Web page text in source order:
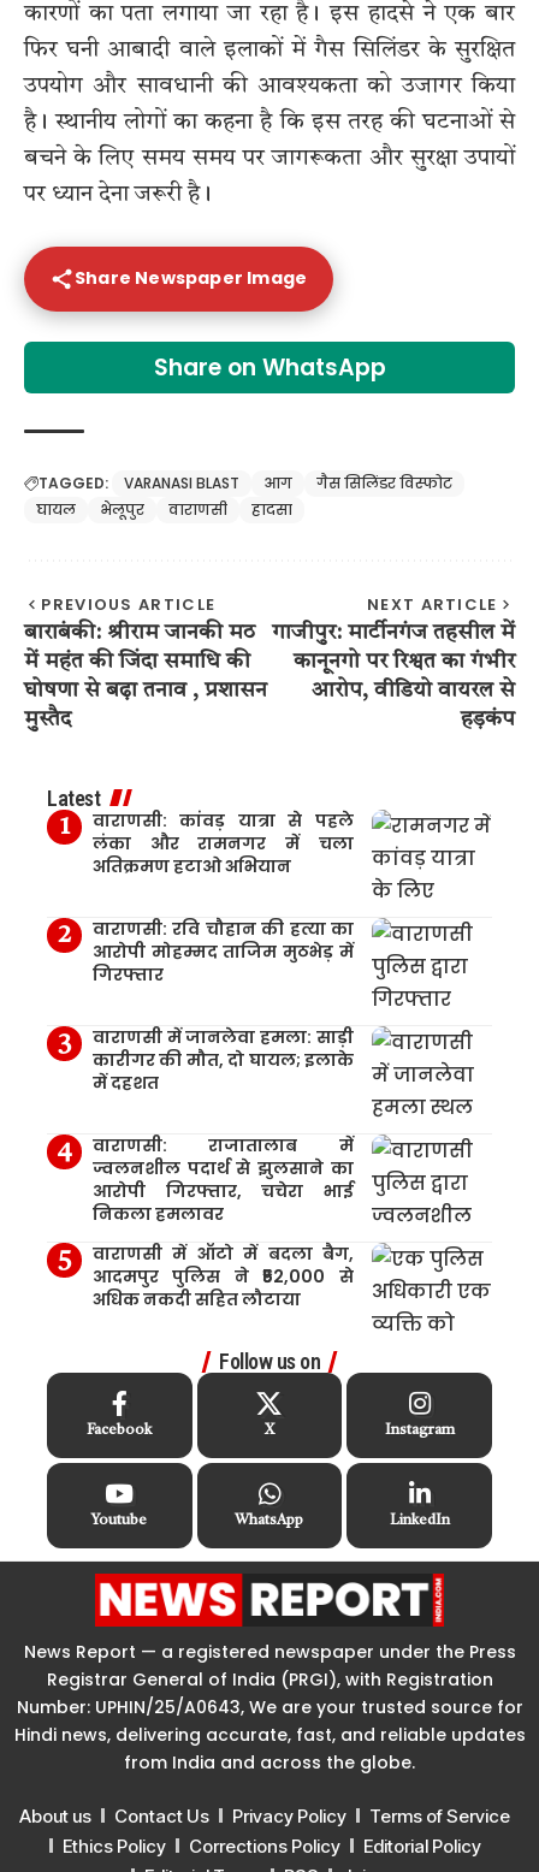
कारणों का पता लगाया जा रहा है। इस हादसे ने एक बार
फिर घनी आबादी वाले इलाकों में गैस सिलिंडर के सुरक्षित
उपयोग और सावधानी की आवश्यकता को उजागर किया
है। स्थानीय लोगों का कहना है कि इस तरह की घटनाओं से
बचने के लिए समय समय पर जागरूकता और सुरक्षा उपायों
पर ध्यान देना जरूरी है।
Share Newspaper Image
Share on WhatsApp
TAGGED: VARANASI BLAST आग
गैस सिलिंडर विस्फोट
घायल
भेलूपुर वाराणसी हादसा
PREVIOUS ARTICLE
बाराबंकी: श्रीराम जानकी मठ
में महंत की जिंदा समाधि की
घोषणा से बढ़ा तनाव , प्रशासन
मुस्तैद
NEXT ARTICLE
गाजीपुर: मार्टीनगंज तहसील में
कानूनगो पर रिश्वत का गंभीर
आरोप, वीडियो वायरल से
हड़कंप
Latest
वाराणसी: कांवड़ यात्रा से पहले
लंका और रामनगर में चला
अतिक्रमण हटाओ अभियान
वाराणसी: रवि चौहान की हत्या का
आरोपी मोहम्मद ताजिम मुठभेड़ में
गिरफ्तार
वाराणसी में जानलेवा हमला: साड़ी
कारीगर की मौत, दो घायल; इलाके
में दहशत
वाराणसी: राजातालाब में
ज्वलनशील पदार्थ से झुलसाने का
आरोपी गिरफ्तार, चचेरा भाई
निकला हमलावर
वाराणसी में ऑटो में बदला बैग,
आदमपुर पुलिस ने ₹52,000 से
अधिक नकदी सहित लौटाया
Follow us on
Facebook X Instagram
Youtube WhatsApp LinkedIn
News Report — a registered newspaper under the Press
Registrar General of India (PRGI), with Registration
Number: UPHIN/25/A0643, We are your trusted source for
Hindi news, delivering accurate, fast, and reliable updates
from India and across the globe.
About us Contact Us Privacy Policy
Terms of Service
Ethics Policy
Corrections Policy
Editorial Policy